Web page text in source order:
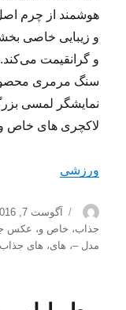
هوشمند از چرم
و زیبایی خاصی
نمایشگر لمسی
لاکچری های خاص
ورزشی
نویسنده
ارسال
شده
در
آگوست 7, 2016
جذاب، خاص و، عکس
مدل –، های، های جذاب